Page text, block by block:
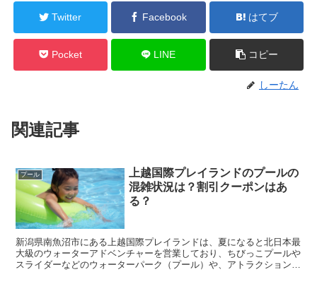
Twitter Facebook はてブ
Pocket LINE コピー
しーたん
関連記事
プール
上越国際プレイランドのプールの
混雑状況は？割引クーポンはあ
る？
新潟県南魚沼市にある上越国際プレイランドは、夏になると北日本最
大級のウォーターアドベンチャーを営業しており、ちびっこプールや
スライダーなどのウォーターパーク（プール）や、アトラクションも